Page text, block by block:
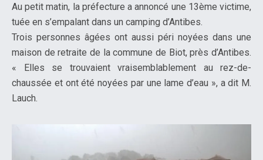
Au petit matin, la préfecture a annoncé une 13ème victime,
tuée en s’empalant dans un camping d’Antibes.
Trois personnes âgées ont aussi péri noyées dans une
maison de retraite de la commune de Biot, près d’Antibes.
« Elles se trouvaient vraisemblablement au rez-de-
chaussée et ont été noyées par une lame d’eau », a dit M.
Lauch.